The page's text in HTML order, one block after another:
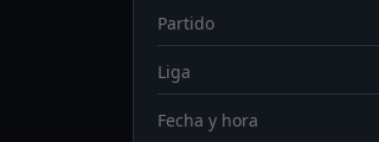
Partido
Liga
Fecha y hora